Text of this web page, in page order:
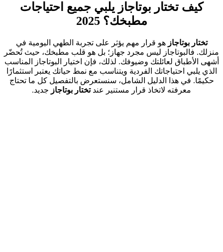
كيف تختار بوتاجاز يلبي جميع احتياجات
مطبخك؟ 2025
تختار بوتاجاز هو قرار مهم يؤثر على تجربة الطهي اليومية في
منزلك. فالبوتاجاز ليس مجرد جهاز؛ بل هو قلب مطبخك، حيث تُحضّر
أشهى الأطباق لعائلتك وضيوفك. لذلك، فإن اختيار البوتاجاز المناسب
الذي يلبي احتياجاتك الفردية ويتناسب مع نمط حياتك يعتبر استثمارًا
حكيمًا. في هذا الدليل الشامل، سنستعرض بالتفصيل كل ما تحتاج
معرفته لاتخاذ قرار مستنير عندتختار بوتاجاز جديد.